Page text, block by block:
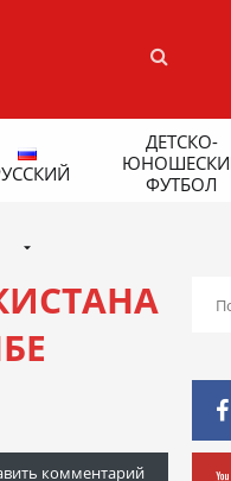
ДЕТСКО-
ФУТБОЛ
комментарий